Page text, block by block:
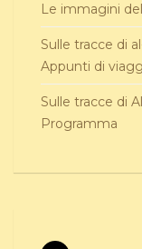
Le immagini
Sulle tracce di
Appunti di
Sulle tracce di
Programma